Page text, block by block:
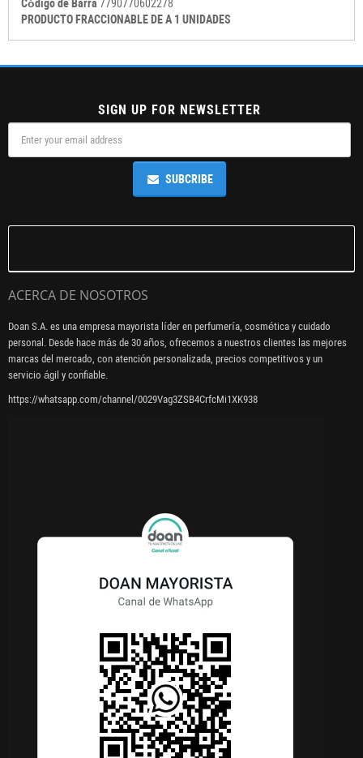
Código de Barra 7790770602278
PRODUCTO FRACCIONABLE DE A 1 UNIDADES
SIGN UP FOR NEWSLETTER
SUBCRIBE
ACERCA DE NOSOTROS
Doan S.A. es una empresa mayorista líder en perfumería, cosmética y cuidado
personal. Desde hace más de 30 años, ofrecemos a nuestros clientes las mejores
marcas del mercado, con atención personalizada, precios competitivos y un
servicio ágil y confiable.
https://whatsapp.com/channel/0029Vag3ZSB4CrfcMi1XK938